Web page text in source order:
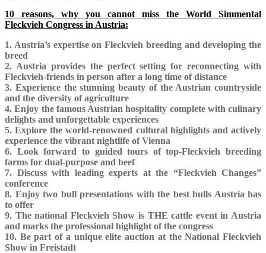
10 reasons, why you cannot miss the World Simmental
Fleckvieh Congress in Austria:
1. Austria’s expertise on Fleckvieh breeding and developing the
breed
2. Austria provides the perfect setting for reconnecting with
Fleckvieh-friends in person after a long time of distance
3. Experience the stunning beauty of the Austrian countryside
and the diversity of agriculture
4. Enjoy the famous Austrian hospitality complete with culinary
delights and unforgettable experiences
5. Explore the world-renowned cultural highlights and actively
experience the vibrant nightlife of Vienna
6. Look forward to guided tours of top-Fleckvieh breeding
farms for dual-purpose and beef
7. Discuss with leading experts at the “Fleckvieh Changes”
conference
8. Enjoy two bull presentations with the best bulls Austria has
to offer
9. The national Fleckvieh Show is THE cattle event in Austria
and marks the professional highlight of the congress
10. Be part of a unique elite auction at the National Fleckvieh
Show in Freistadt